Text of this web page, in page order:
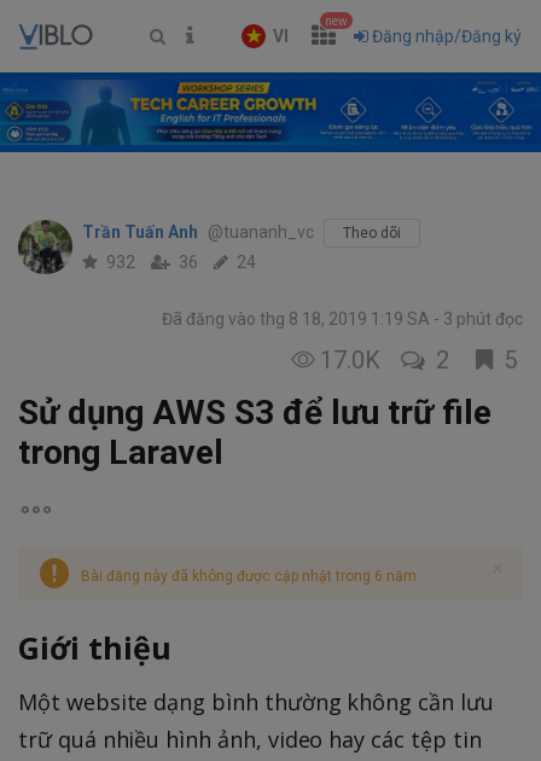
VI
new
Đăng nhập/Đăng ký
Trần Tuấn Anh @tuananh_vc Theo dõi
932 36 24
Đã đăng vào thg 8 18, 2019 1:19 SA 3 phút đọc
17.0K 2 5
Sử dụng AWS S3 để lưu trữ file
trong Laravel
Bài đăng này đã không được cập nhật trong 6 năm
Giới thiệu
Một website dạng bình thường không cần lưu
trữ quá nhiều hình ảnh, video hay các tệp tin